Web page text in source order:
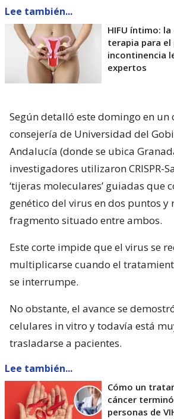
Lee también...
HIFU íntimo:
terapia para el
incontinencia
expertos
Según detalló este domingo en un
consejería de Universidad del
Andalucía (donde se ubica
investigadores utilizaron CRISPR-
‘tijeras moleculares’ guiadas que
genético del virus en dos puntos y
fragmento situado entre ambos.
Este corte impide que el virus se
multiplicarse cuando el
se interrumpe.
No obstante, el avance se
celulares in vitro y todavía está
trasladarse a pacientes.
Lee también...
Cómo un
cáncer
personas de